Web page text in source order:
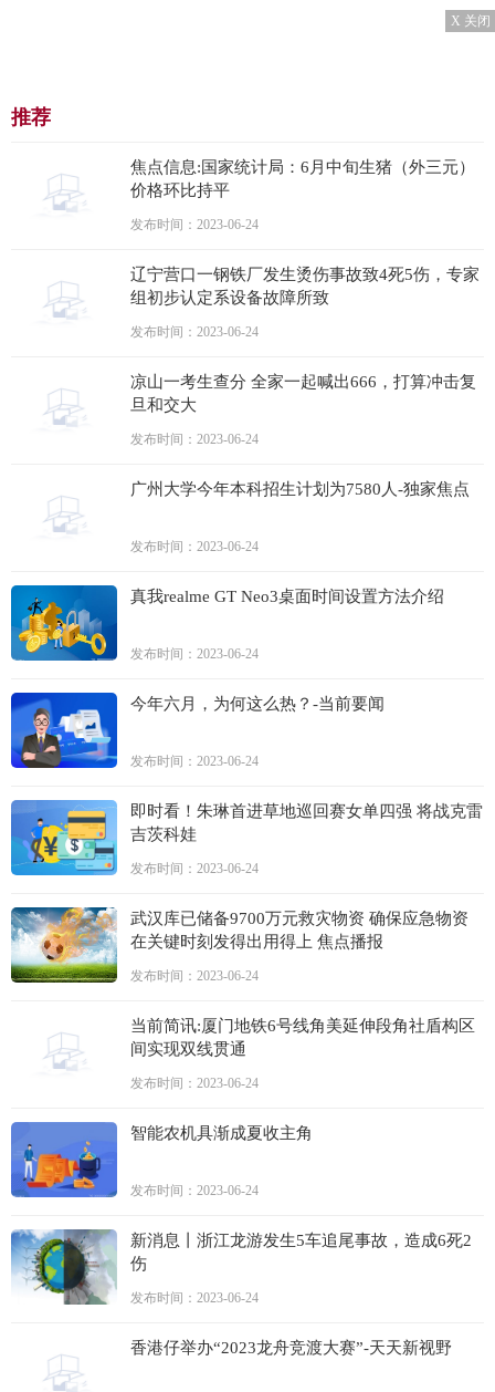
X 关闭
推荐
焦点信息:国家统计局：6月中旬生猪（外三元）
价格环比持平
发布时间：2023-06-24
辽宁营口一钢铁厂发生烫伤事故致4死5伤，专家
组初步认定系设备故障所致
发布时间：2023-06-24
凉山一考生查分 全家一起喊出666，打算冲击复
旦和交大
发布时间：2023-06-24
广州大学今年本科招生计划为7580人-独家焦点
发布时间：2023-06-24
真我realme GT Neo3桌面时间设置方法介绍
发布时间：2023-06-24
今年六月，为何这么热？-当前要闻
发布时间：2023-06-24
即时看！朱琳首进草地巡回赛女单四强 将战克雷
吉茨科娃
发布时间：2023-06-24
武汉库已储备9700万元救灾物资 确保应急物资
在关键时刻发得出用得上 焦点播报
发布时间：2023-06-24
当前简讯:厦门地铁6号线角美延伸段角社盾构区
间实现双线贯通
发布时间：2023-06-24
智能农机具渐成夏收主角
发布时间：2023-06-24
新消息丨浙江龙游发生5车追尾事故，造成6死2
伤
发布时间：2023-06-24
香港仔举办“2023龙舟竞渡大赛”-天天新视野